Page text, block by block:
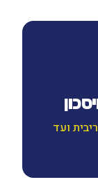
ועד